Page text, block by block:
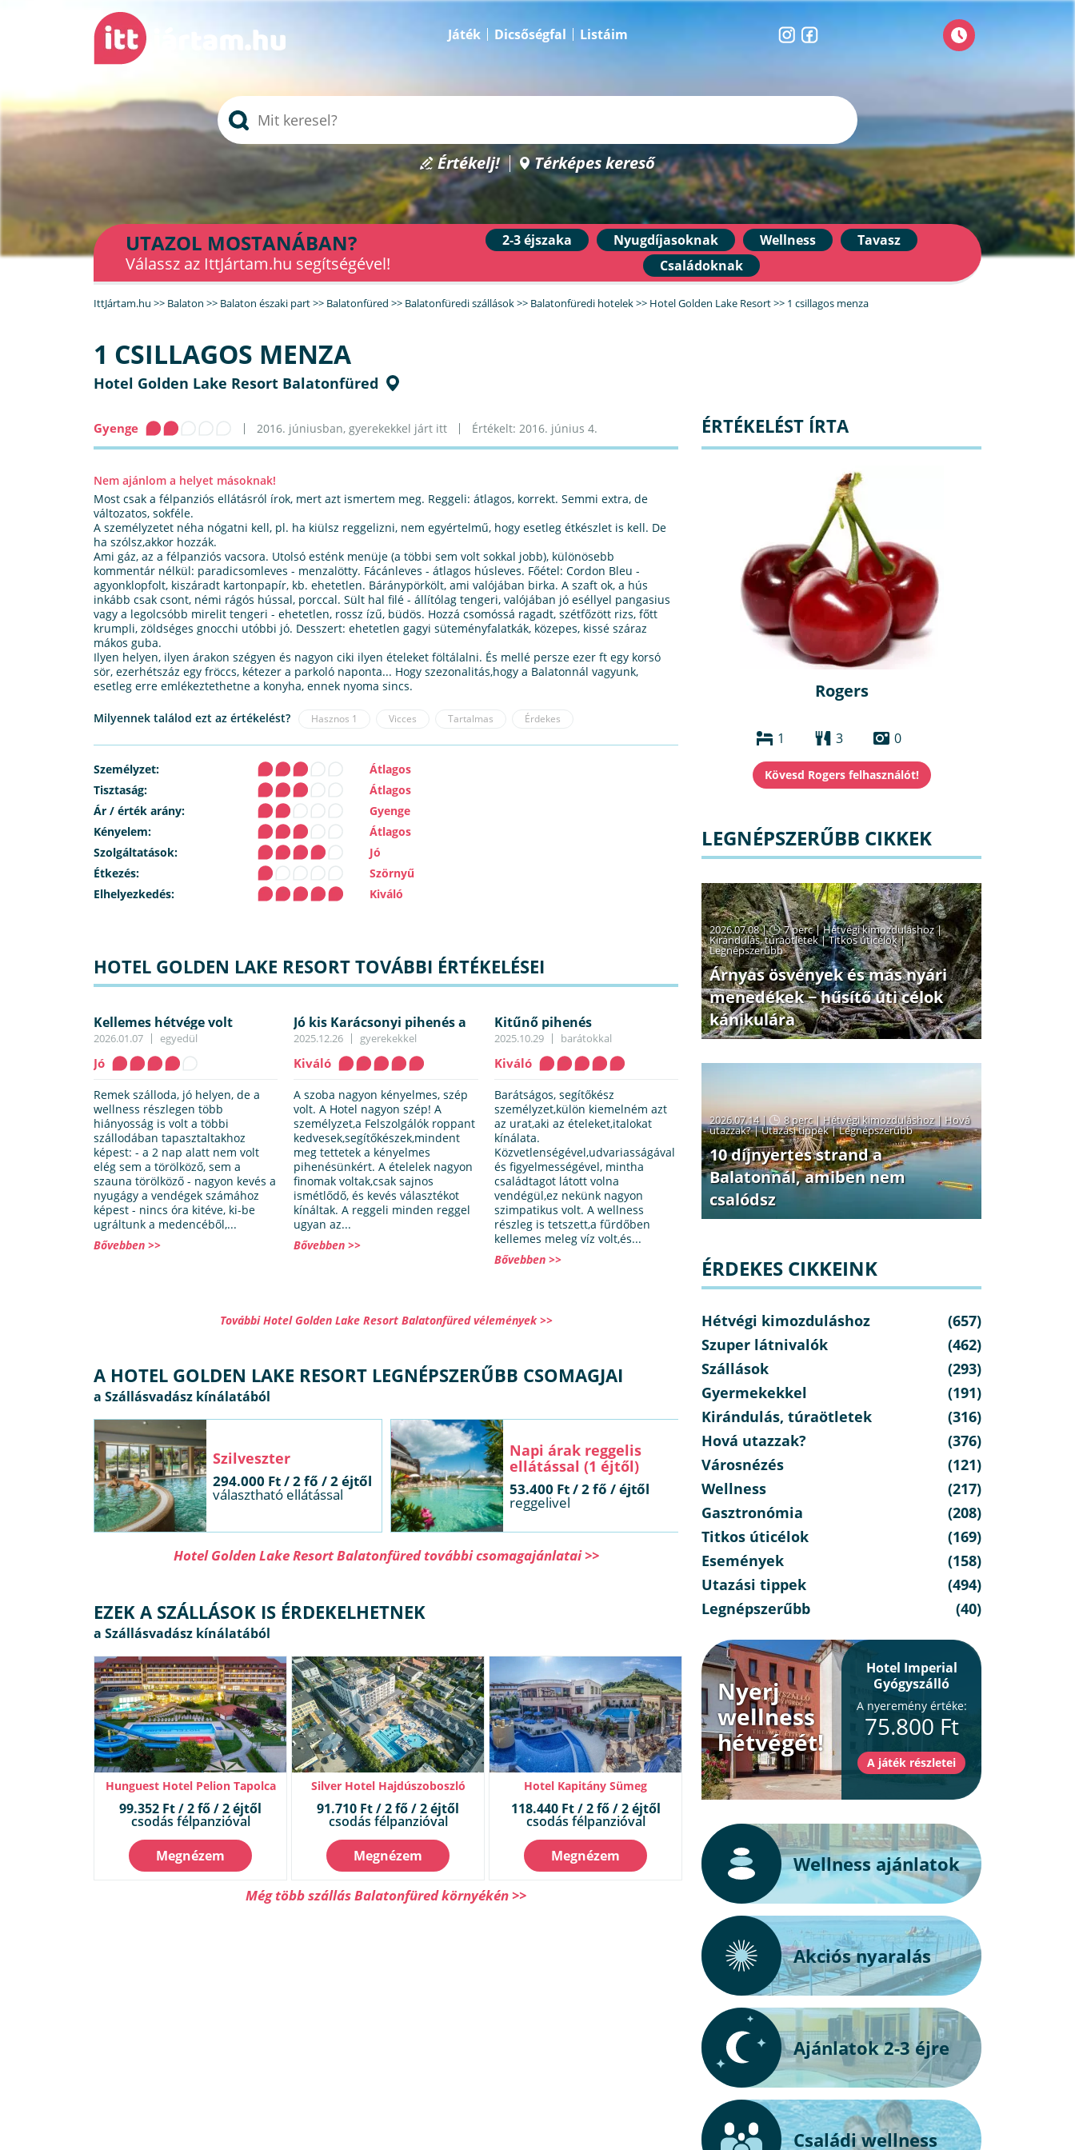
Játék Dicsőségfal Listáim
Értékelj! Térképes kereső
UTAZOL MOSTANÁBAN?
Válassz az IttJártam.hu segítségével!
2-3 éjszaka Nyugdíjasoknak Wellness
Tavasz
Családoknak
IttJártam.hu >> Balaton >> Balaton északi part>> Balatonfüred >> Balatonfüredi szállások>> Balatonfüredi hotelek>> Hotel Golden Lake Resort>> 1 csillagos menza
1 CSILLAGOS MENZA
Hotel Golden Lake Resort Balatonfüred
Gyenge 2016. júniusban, gyerekekkel járt itt Értékelt: 2016. június 4.
Nem ajánlom a helyet másoknak!
Most csak a félpanziós ellátásról írok, mert azt ismertem meg. Reggeli: átlagos, korrekt. Semmi extra, de
változatos, sokféle.
A személyzetet néha nógatni kell, pl. ha kiülsz reggelizni, nem egyértelmű, hogy esetleg étkészlet is kell. De
ha szólsz,akkor hozzák.
Ami gáz, az a félpanziós vacsora. Utolsó esténk menüje (a többi sem volt sokkal jobb), különösebb
kommentár nélkül: paradicsomleves - menzalötty. Fácánleves - átlagos húsleves. Főétel: Cordon Bleu -
agyonklopfolt, kiszáradt kartonpapír, kb. ehetetlen. Báránypörkölt, ami valójában birka. A szaft ok, a hús
inkább csak csont, némi rágós hússal, porccal. Sült hal filé - állítólag tengeri, valójában jó eséllyel pangasius
vagy a legolcsóbb mirelit tengeri - ehetetlen, rossz ízű, büdös. Hozzá csomóssá ragadt, szétfőzött rizs, főtt
krumpli, zöldséges gnocchi utóbbi jó. Desszert: ehetetlen gagyi süteményfalatkák, közepes, kissé száraz
mákos guba.
Ilyen helyen, ilyen árakon szégyen és nagyon ciki ilyen ételeket föltálalni. És mellé persze ezer ft egy korsó
sör, ezerhétszáz egy fröccs, kétezer a parkoló naponta... Hogy szezonalitás,hogy a Balatonnál vagyunk,
esetleg erre emlékeztethetne a konyha, ennek nyoma sincs.
Milyennek találod ezt az értékelést? Hasznos 1 Vicces Tartalmas Érdekes
Személyzet:
Átlagos
Tisztaság:
Átlagos
Ár / érték arány:
Gyenge
Kényelem:
Átlagos
Szolgáltatások:
Jó
Étkezés:
Szörnyű
Elhelyezkedés:
Kiváló
HOTEL GOLDEN LAKE RESORT TOVÁBBI ÉRTÉKELÉSEI
Kellemes hétvége volt
2026.01.07 egyedül
Jó
Remek szálloda, jó helyen, de a
wellness részlegen több
hiányosság is volt a többi
szállodában tapasztaltakhoz
képest: - a 2 nap alatt nem volt
elég sem a törölköző, sem a
szauna törölköző - nagyon kevés a
nyugágy a vendégek számához
képest - nincs óra kitéve, ki-be
ugráltunk a medencéből,...
Bővebben >>
Jó kis Karácsonyi pihenés a
Golden-ba
2025.12.26 gyerekekkel
Kiváló
A szoba nagyon kényelmes, szép
volt. A Hotel nagyon szép! A
személyzet,a Felszolgálók roppant
kedvesek,segítőkészek,mindent
meg tettetek a kényelmes
pihenésünkért. A ételelek nagyon
finomak voltak,csak sajnos
ismétlődő, és kevés választékot
kínáltak. A reggeli minden reggel
ugyan az...
Bővebben >>
Kitűnő pihenés
2025.10.29 barátokkal
Kiváló
Barátságos, segítőkész
személyzet,külön kiemelném azt
az urat,aki az ételeket,italokat
kínálata.
Közvetlenségével,udvariasságával
és figyelmességével, mintha
családtagot látott volna
vendégül,ez nekünk nagyon
szimpatikus volt. A wellness
részleg is tetszett,a fűrdőben
kellemes meleg víz volt,és...
Bővebben >>
További Hotel Golden Lake Resort Balatonfüred vélemények >>
A HOTEL GOLDEN LAKE RESORT LEGNÉPSZERŰBB CSOMAGJAI
Szilveszter
294.000 Ft / 2 fő / 2 éjtől
választható ellátással
Napi árak reggelis
ellátással (1 éjtől)
53.400 Ft / 2 fő / éjtől
reggelivel
Hotel Golden Lake Resort Balatonfüred további csomagajánlatai >>
EZEK A SZÁLLÁSOK IS ÉRDEKELHETNEK
Hunguest Hotel Pelion Tapolca
99.352 Ft / 2 fő / 2 éjtől
csodás félpanzióval
Megnézem
Silver Hotel Hajdúszoboszló
91.710 Ft / 2 fő / 2 éjtől
csodás félpanzióval
Megnézem
Hotel Kapitány Sümeg
118.440 Ft / 2 fő / 2 éjtől
csodás félpanzióval
Megnézem
Még több szállás Balatonfüred környékén >>
ÉRTÉKELÉST ÍRTA
Rogers
1 3 0
LEGNÉPSZERŰBB CIKKEK
2026.07.08 | 7 perc|Hétvégi kimozduláshoz|
Kirándulás, túraötletek|Titkos úticélok|
Legnépszerűbb
Árnyas ösvények és más nyári
menedékek − hűsítő úti célok
kánikulára
2026.07.14 | 8 perc| Hétvégi kimozduláshoz| Hová
utazzak?|Utazási tippek|Legnépszerűbb
10 díjnyertes strand a
Balatonnál, amiben nem
csalódsz
ÉRDEKES CIKKEINK
Hétvégi kimozduláshoz
(657)
Szuper látnivalók
(462)
Szállások
(293)
Gyermekekkel
(191)
Kirándulás, túraötletek
(316)
Hová utazzak?
(376)
Városnézés
(121)
Wellness
(217)
Gasztronómia
(208)
Titkos úticélok
(169)
Események
(158)
Utazási tippek
(494)
Legnépszerűbb
(40)
Nyerj
wellness
hétvégét!
Hotel Imperial
Gyógyszálló
A nyeremény értéke:
75.800 Ft
Wellness ajánlatok
Akciós nyaralás
Ajánlatok 2-3 éjre
Családi wellness